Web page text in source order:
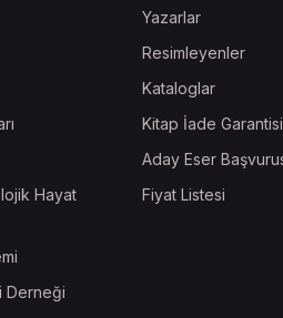
Hayat
Derneği
Yazarlar
Resimleyenler
Kataloglar
Kitap İade Garantisi
Aday Eser
Fiyat Listesi